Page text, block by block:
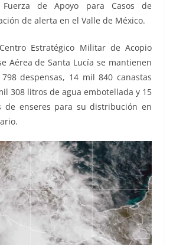
de Apoyo para Casos de
de alerta en el Valle de México.
Estratégico Militar de Acopio
Aérea de Santa Lucía se mantienen
despensas, 14 mil 840 canastas
308 litros de agua embotellada y 15
de enseres para su distribución en